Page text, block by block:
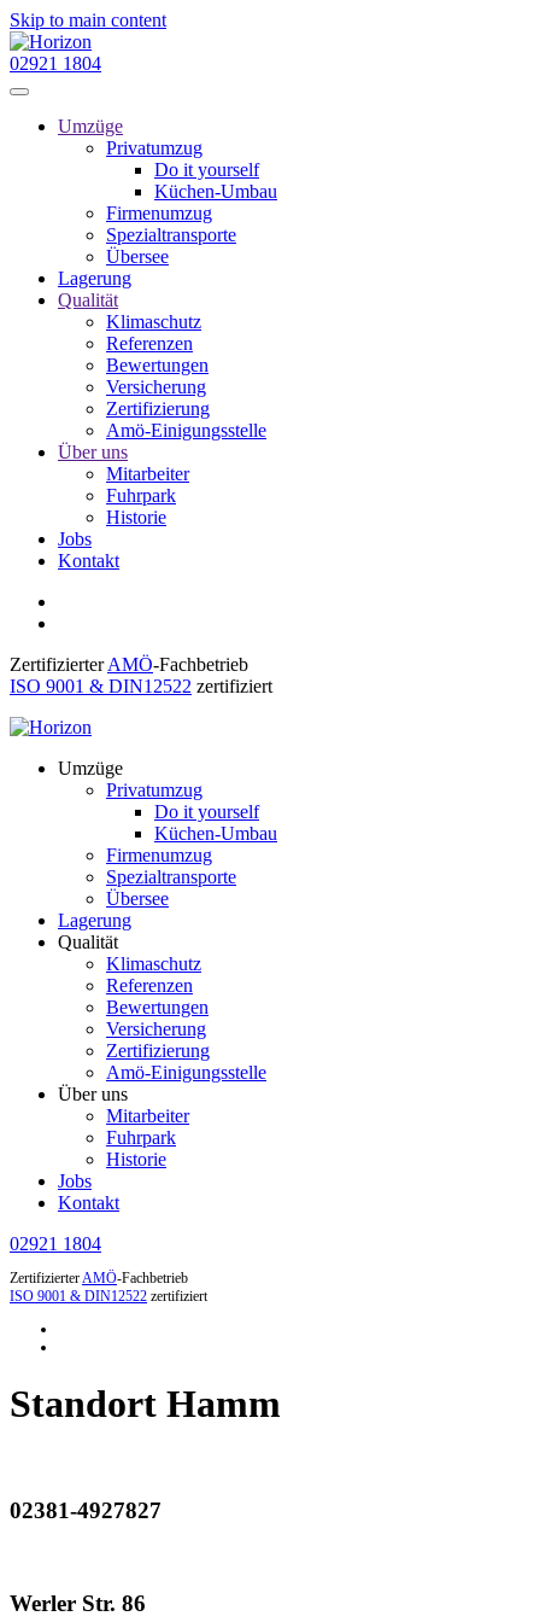
Skip to main content
02921 1804
Umzüge
Privatumzug
Do it yourself
Küchen-Umbau
Firmenumzug
Spezialtransporte
Übersee
Lagerung
Qualität
Klimaschutz
Referenzen
Bewertungen
Versicherung
Zertifizierung
Amö-Einigungsstelle
Über uns
Mitarbeiter
Fuhrpark
Historie
Jobs
Kontakt
ZertifizierterAMÖ-Fachbetrieb
ISO 9001 & DIN12522 zertifiziert
Umzüge
Privatumzug
Do it yourself
Küchen-Umbau
Firmenumzug
Spezialtransporte
Übersee
Lagerung
Qualität
Klimaschutz
Referenzen
Bewertungen
Versicherung
Zertifizierung
Amö-Einigungsstelle
Über uns
Mitarbeiter
Fuhrpark
Historie
Jobs
Kontakt
02921 1804
ZertifizierterAMÖ-Fachbetrieb
ISO 9001 & DIN12522 zertifiziert
Standort Hamm
02381-4927827
Werler Str. 86